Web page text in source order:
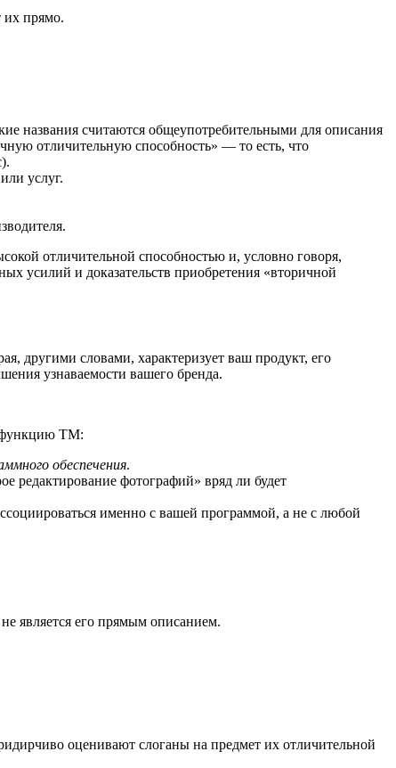
их прямо.
названия считаются общеупотребительными для описания
отличительную способность» — то есть, что
услуг.
отличительной способностью и, условно говоря,
усилий и доказательств приобретения «вторичной
другими словами, характеризует ваш продукт, его
узнаваемости вашего бренда.
функцию ТМ:
обеспечения.
редактирование фотографий» вряд ли будет
именно с вашей программой, а не с любой
является его прямым описанием.
оценивают слоганы на предмет их отличительной